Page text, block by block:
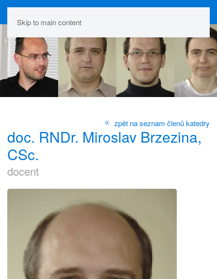
Skip to main content
zpět na seznam členů katedry
doc. RNDr. Miroslav Brzezina,
CSc.
docent